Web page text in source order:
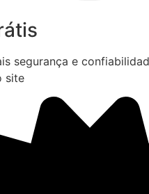
segurança e
site